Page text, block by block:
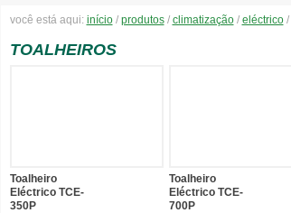
você está aqui: início/ produtos/ climatização/ eléctrico/
TOALHEIROS
Toalheiro
Eléctrico TCE-
350P
Toalheiro
Eléctrico TCE-
700P